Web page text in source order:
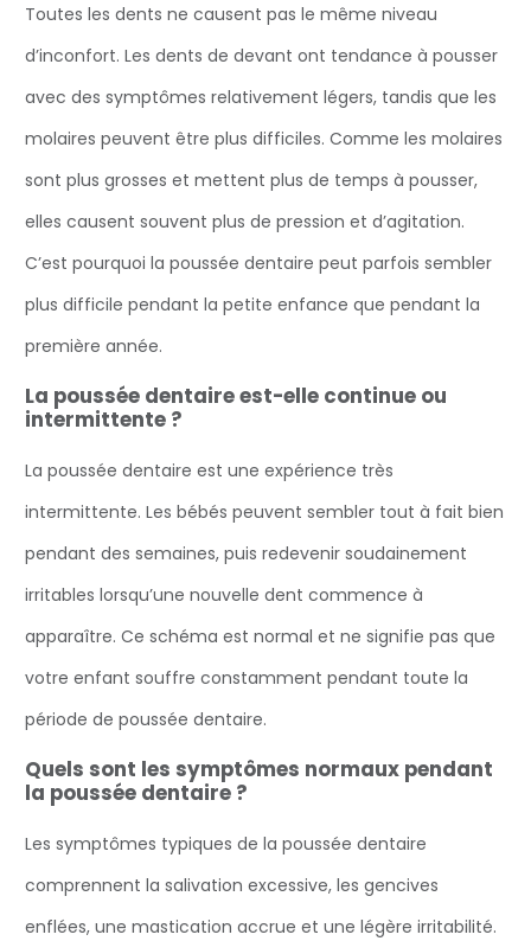
Toutes les dents ne causent pas le même niveau
d’inconfort. Les dents de devant ont tendance à pousser
avec des symptômes relativement légers, tandis que les
molaires peuvent être plus difficiles. Comme les molaires
sont plus grosses et mettent plus de temps à pousser,
elles causent souvent plus de pression et d’agitation.
C’est pourquoi la poussée dentaire peut parfois sembler
plus difficile pendant la petite enfance que pendant la
première année.
La poussée dentaire est-elle continue ou
intermittente ?
La poussée dentaire est une expérience très
intermittente. Les bébés peuvent sembler tout à fait bien
pendant des semaines, puis redevenir soudainement
irritables lorsqu’une nouvelle dent commence à
apparaître. Ce schéma est normal et ne signifie pas que
votre enfant souffre constamment pendant toute la
période de poussée dentaire.
Quels sont les symptômes normaux pendant
la poussée dentaire ?
Les symptômes typiques de la poussée dentaire
comprennent la salivation excessive, les gencives
enflées, une mastication accrue et une légère irritabilité.